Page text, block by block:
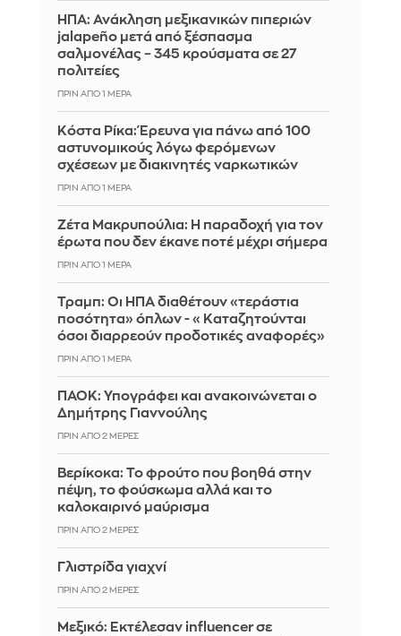
ΗΠΑ: Ανάκληση μεξικανικών πιπεριών
jalapeño μετά από ξέσπασμα
σαλμονέλας – 345 κρούσματα σε 27
πολιτείες
ΠΡΙΝ ΑΠΌ 1 ΜΈΡΑ
Κόστα Ρίκα: Έρευνα για πάνω από 100
αστυνομικούς λόγω φερόμενων
σχέσεων με διακινητές ναρκωτικών
ΠΡΙΝ ΑΠΌ 1 ΜΈΡΑ
Ζέτα Μακρυπούλια: Η παραδοχή για τον
έρωτα που δεν έκανε ποτέ μέχρι σήμερα
ΠΡΙΝ ΑΠΌ 1 ΜΈΡΑ
Τραμπ: Οι ΗΠΑ διαθέτουν «τεράστια
ποσότητα» όπλων - «Καταζητούνται
όσοι διαρρεούν προδοτικές αναφορές»
ΠΡΙΝ ΑΠΌ 1 ΜΈΡΑ
ΠΑΟΚ: Υπογράφει και ανακοινώνεται ο
Δημήτρης Γιαννούλης
ΠΡΙΝ ΑΠΌ 2 ΜΈΡΕΣ
Βερίκοκα: Το φρούτο που βοηθά στην
πέψη, το φούσκωμα αλλά και το
καλοκαιρινό μαύρισμα
ΠΡΙΝ ΑΠΌ 2 ΜΈΡΕΣ
Γλιστρίδα γιαχνί
ΠΡΙΝ ΑΠΌ 2 ΜΈΡΕΣ
Μεξικό: Εκτέλεσαν influencer σε